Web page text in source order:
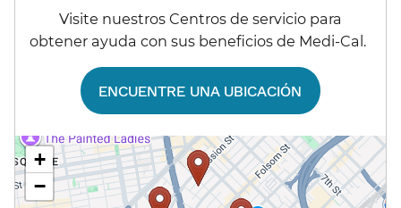
Visite nuestros Centros de servicio para
obtener ayuda con sus beneficios de Medi-Cal.​​
ENCUENTRE UNA UBICACIÓN​​
+
−